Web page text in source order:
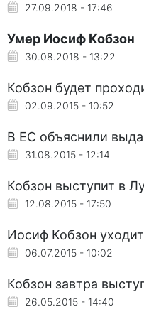
27.09.2018 - 17:46
Умер Иосиф Кобзон
30.08.2018 - 13:22
Кобзон будет
02.09.2015 - 10:52
В ЕС объяснили
31.08.2015 - 12:14
Кобзон выступит в
12.08.2015 - 17:50
Иосиф Кобзон
06.07.2015 - 10:02
Кобзон завтра
26.05.2015 - 14:40